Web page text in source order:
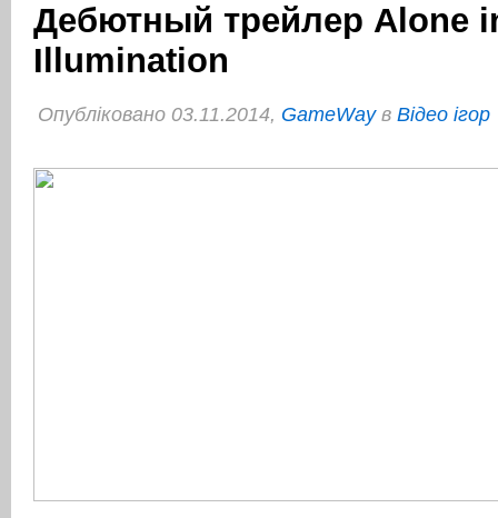
Дебютный трейлер Alone
Illumination
Опубліковано 03.11.2014, GameWayв Відео ігор